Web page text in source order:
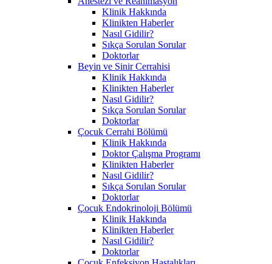
Klinik Hakkında
Klinikten Haberler
Nasıl Gidilir?
Sıkça Sorulan Sorular
Doktorlar
Beyin ve Sinir Cerrahisi
Klinik Hakkında
Klinikten Haberler
Nasıl Gidilir?
Sıkça Sorulan Sorular
Doktorlar
Çocuk Cerrahi Bölümü
Klinik Hakkında
Doktor Çalışma Programı
Klinikten Haberler
Nasıl Gidilir?
Sıkça Sorulan Sorular
Doktorlar
Çocuk Endokrinoloji Bölümü
Klinik Hakkında
Klinikten Haberler
Nasıl Gidilir?
Doktorlar